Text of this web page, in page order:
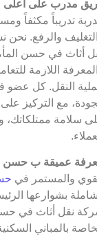
مدرب على
تدريباً مكثفاً
والرفع.
أثاث في حسن
اللازمة
النقل. كل عضو
مع التركيز
سلامة ممتلكاتك،
عميقة ب حسن
والمستمر في
بشوارعها
نقل أثاث في
بالمباني